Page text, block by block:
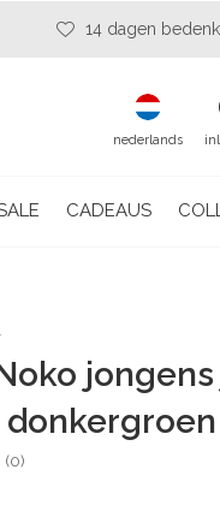
CADEAUS
nederlands
14 dagen
(0)